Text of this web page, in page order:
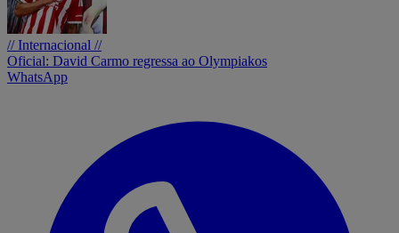
// Internacional //
Oficial: David Carmo regressa ao Olympiakos
WhatsApp